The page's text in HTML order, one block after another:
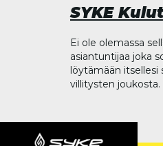
SYKE
Ei ole olemassa
asiantuntijaa joka
löytämään
villitysten joukosta.